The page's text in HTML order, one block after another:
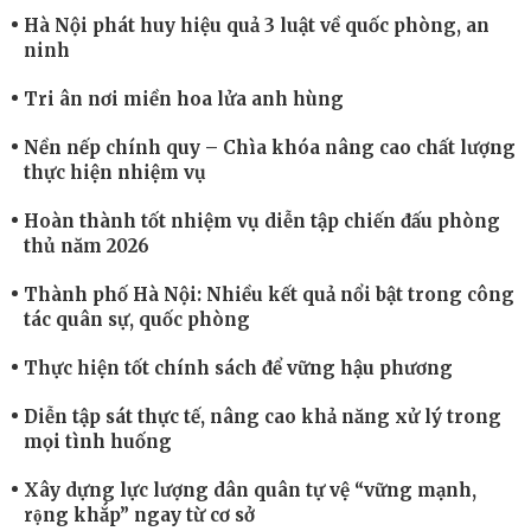
Hà Nội phát huy hiệu quả 3 luật về quốc phòng, an
ninh
Tri ân nơi miền hoa lửa anh hùng
Nền nếp chính quy – Chìa khóa nâng cao chất lượng
thực hiện nhiệm vụ
Hoàn thành tốt nhiệm vụ diễn tập chiến đấu phòng
thủ năm 2026
Thành phố Hà Nội: Nhiều kết quả nổi bật trong công
tác quân sự, quốc phòng
Thực hiện tốt chính sách để vững hậu phương
Diễn tập sát thực tế, nâng cao khả năng xử lý trong
mọi tình huống
Xây dựng lực lượng dân quân tự vệ “vững mạnh,
rộng khắp” ngay từ cơ sở